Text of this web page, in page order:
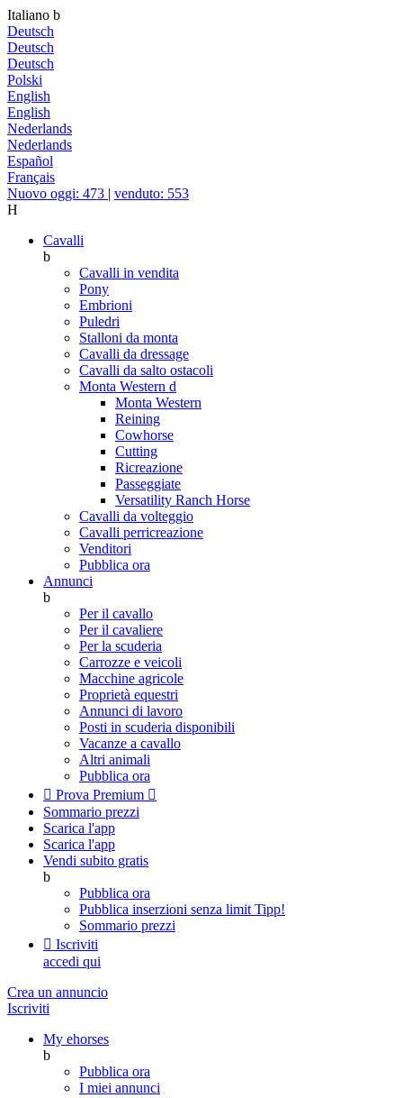
Italiano b
Deutsch
Deutsch
Deutsch
Polski
English
English
Nederlands
Nederlands
Español
Français
Nuovo oggi: 473 | venduto: 553
H
Cavalli
b
Cavalli in vendita
Pony
Embrioni
Puledri
Stalloni da monta
Cavalli da dressage
Cavalli da salto ostacoli
Monta Western d
Monta Western
Reining
Cowhorse
Cutting
Ricreazione
Passeggiate
Versatility Ranch Horse
Cavalli da volteggio
Cavalli perricreazione
Venditori
Pubblica ora
Annunci
b
Per il cavallo
Per il cavaliere
Per la scuderia
Carrozze e veicoli
Macchine agricole
Proprietà equestri
Annunci di lavoro
Posti in scuderia disponibili
Vacanze a cavallo
Altri animali
Pubblica ora
 Prova Premium 
Sommario prezzi
Scarica l'app
Scarica l'app
Vendi subito gratis
b
Pubblica ora
Pubblica inserzioni senza limit Tipp!
Sommario prezzi
 Iscriviti
accedi qui
Crea un annuncio
Iscriviti
My ehorses
b
Pubblica ora
I miei annunci